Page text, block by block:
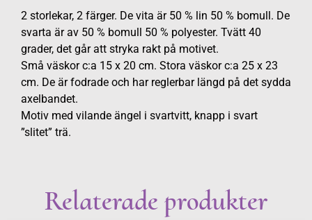
2 storlekar, 2 färger. De vita är 50 % lin 50 % bomull. De
svarta är av 50 % bomull 50 % polyester. Tvätt 40
grader, det går att stryka rakt på motivet.
Små väskor c:a 15 x 20 cm. Stora väskor c:a 25 x 23
cm. De är fodrade och har reglerbar längd på det sydda
axelbandet.
Motiv med vilande ängel i svartvitt, knapp i svart
”slitet” trä.
Relaterade produkter